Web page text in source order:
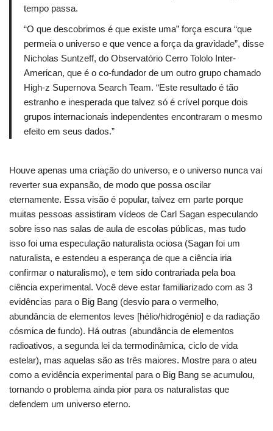
tempo passa.
“O que descobrimos é que existe uma” força escura “que
permeia o universo e que vence a força da gravidade”, disse
Nicholas Suntzeff, do Observatório Cerro Tololo Inter-
American, que é o co-fundador de um outro grupo chamado
High-z Supernova Search Team. “Este resultado é tão
estranho e inesperada que talvez só é crível porque dois
grupos internacionais independentes encontraram o mesmo
efeito em seus dados.”
Houve apenas uma criação do universo, e o universo nunca vai
reverter sua expansão, de modo que possa oscilar
eternamente. Essa visão é popular, talvez em parte porque
muitas pessoas assistiram vídeos de Carl Sagan especulando
sobre isso nas salas de aula de escolas públicas, mas tudo
isso foi uma especulação naturalista ociosa (Sagan foi um
naturalista, e estendeu a esperança de que a ciência iria
confirmar o naturalismo), e tem sido contrariada pela boa
ciência experimental. Você deve estar familiarizado com as 3
evidências para o Big Bang (desvio para o vermelho,
abundância de elementos leves [hélio/hidrogénio] e da radiação
cósmica de fundo). Há outras (abundância de elementos
radioativos, a segunda lei da termodinâmica, ciclo de vida
estelar), mas aquelas são as três maiores. Mostre para o ateu
como a evidência experimental para o Big Bang se acumulou,
tornando o problema ainda pior para os naturalistas que
defendem um universo eterno.